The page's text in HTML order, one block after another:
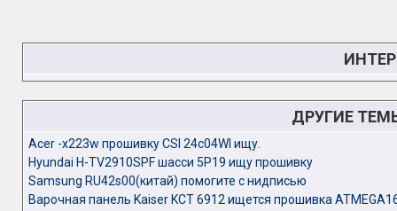
ДРУГИЕ
Acer -x223w прошивку CSI 24c04WI ищу.
Hyundai H-TV2910SPF шасси 5P19 ищу прошивку
Samsung RU42s00(китай) помогите с нидписью
Варочная панель Kaiser KCT 6912 ищется прошивка